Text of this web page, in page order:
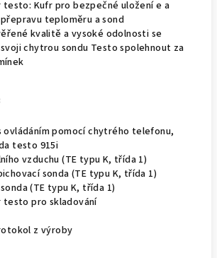
Kufr pro bezpečné uložení e a
teploměru a sond
kvalitě a vysoké odolnosti se
chytrou sondu Testo spolehnout za
ovládáním pomocí chytrého telefonu,
testo 915i
vzduchu (TE typu K, třída 1)
sonda (TE typu K, třída 1)
(TE typu K, třída 1)
testo pro skladování
z výroby